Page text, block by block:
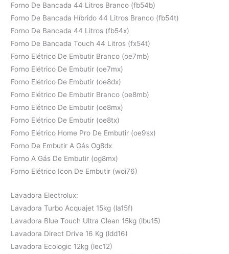
Forno De Bancada 44 Litros Branco (fb54b)
Forno De Bancada Híbrido 44 Litros Branco (fb54t)
Forno De Bancada 44 Litros (fb54x)
Forno De Bancada Touch 44 Litros (fx54t)
Forno Elétrico De Embutir Branco (oe7mb)
Forno Elétrico De Embutir (oe7mx)
Forno Elétrico De Embutir (oe8dx)
Forno Elétrico De Embutir Branco (oe8mb)
Forno Elétrico De Embutir (oe8mx)
Forno Elétrico De Embutir (oe8tx)
Forno Elétrico Home Pro De Embutir (oe9sx)
Forno De Embutir A Gás Og8dx
Forno A Gás De Embutir (og8mx)
Forno Elétrico Icon De Embutir (woi76)
Lavadora Electrolux:
Lavadora Turbo Acquajet 15kg (la15f)
Lavadora Blue Touch Ultra Clean 15kg (lbu15)
Lavadora Direct Drive 16 Kg (ldd16)
Lavadora Ecologic 12kg (lec12)